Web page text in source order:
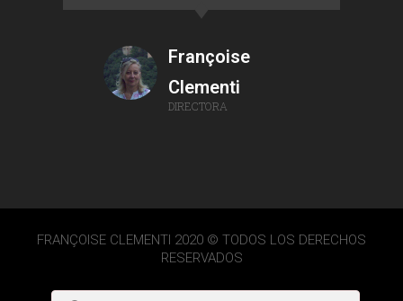
Françoise
Clementi
DIRECTORA
FRANÇOISE CLEMENTI 2020 © TODOS LOS DERECHOS
RESERVADOS